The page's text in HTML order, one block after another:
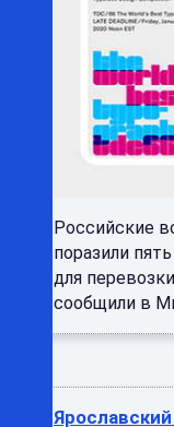
Российские
поразили
для
сообщили в